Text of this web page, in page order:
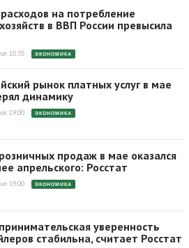
на потребление
в ВВП России превысила
10:35 ЭКОНОМИКА
рынок платных услуг в мае
динамику
19:00 ЭКОНОМИКА
продаж в мае оказался
апрельского: Росстат
19:00 ЭКОНОМИКА
уверенность
стабильна, считает Росстат